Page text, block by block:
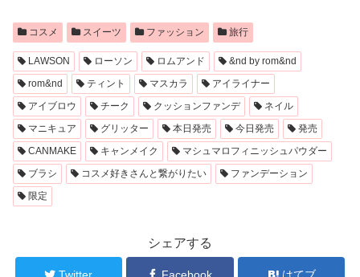
コスメ スイーツ ファッション 旅行
LAWSON ローソン ロムアンド
&nd by rom&nd
rom&nd
ティント マスカラ
アイライナー
アイブロウ
チーク クッションファンデ
ネイル
マニキュア
グリッター 本日発売 今日発売
発売
CANMAKE
キャンメイク
マシュマロフィニッシュパウダー
ブラシ
コスメ好きさんと繋がりたい
ファンデーション
限定
シェアする
Twitter Facebook はてブ